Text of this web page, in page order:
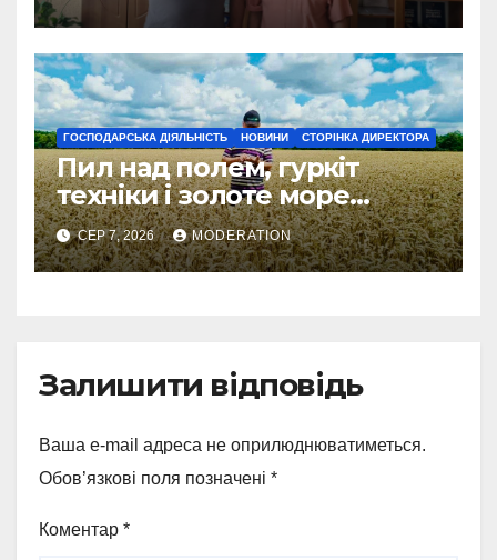
ГОСПОДАРСЬКА ДІЯЛЬНІСТЬ НОВИНИ СТОРІНКА ДИРЕКТОРА
Пил над полем, гуркіт
техніки і золоте море
колосся — так виглядає
справжнє українське літо
СЕР 7, 2026 MODERATION
Залишити відповідь
Ваша e-mail адреса не оприлюднюватиметься.
Обов’язкові поля позначені *
Коментар *